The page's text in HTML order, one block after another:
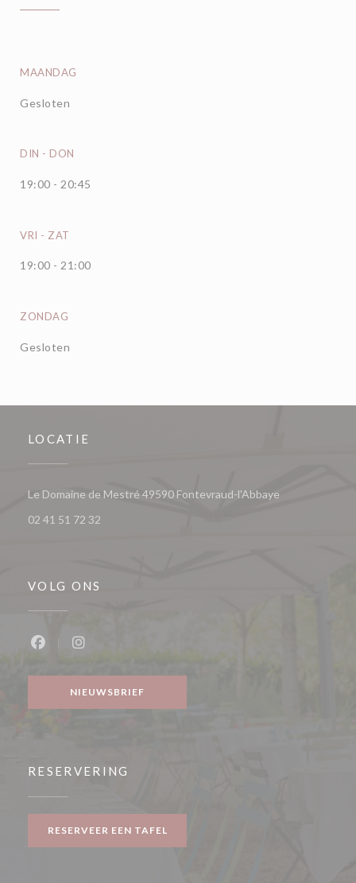
MAANDAG
Gesloten
DIN - DON
19:00 - 20:45
VRI - ZAT
19:00 - 21:00
ZONDAG
Gesloten
LOCATIE
Le Domaine de Mestré 49590 Fontevraud-l'Abbaye
02 41 51 72 32
VOLG ONS
NIEUWSBRIEF
RESERVERING
RESERVEER EEN TAFEL